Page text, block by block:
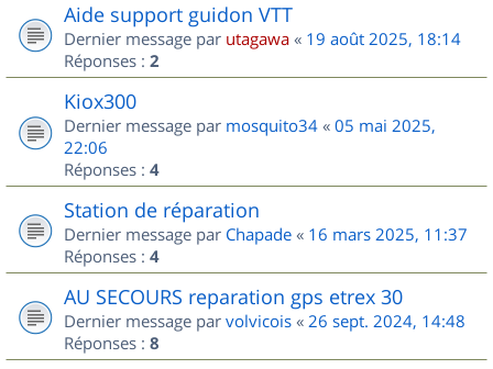
Aide support guidon VTT
Dernier message par utagawa « 19 août 2025, 18:14
Réponses : 2
Kiox300
Dernier message par mosquito34 « 05 mai 2025,
22:06
Réponses : 4
Station de réparation
Dernier message par Chapade « 16 mars 2025, 11:37
Réponses : 4
AU SECOURS reparation gps etrex 30
Dernier message par volvicois « 26 sept. 2024, 14:48
Réponses : 8